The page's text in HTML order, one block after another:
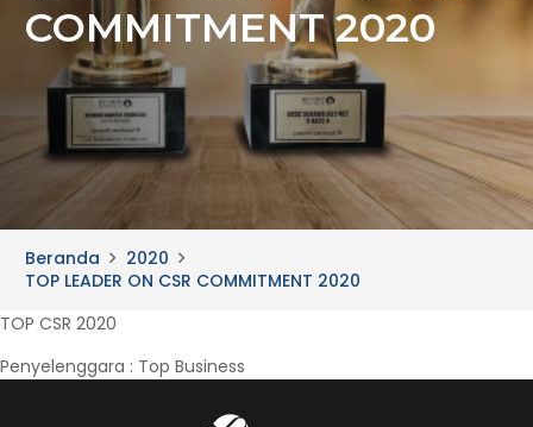
COMMITMENT 2020
Beranda
2020
TOP LEADER ON CSR COMMITMENT 2020
TOP CSR 2020
Penyelenggara : Top Business